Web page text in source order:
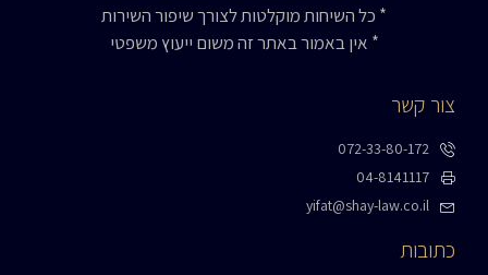
* כל השיחות מוקלטות לצורך שיפור השירות
* אין באמור באתר זה משום ייעוץ משפטי
צור קשר
072-33-80-172
04-8141117
yifat@shay-law.co.il
כתובות